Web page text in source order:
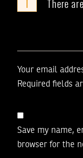
There
Your email
Required fields
Save my name,
browser for the